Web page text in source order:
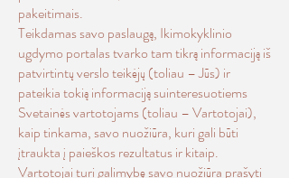
pakeitimais.
Teikdamas savo paslaugą, Ikimokyklinio
ugdymo portalas tvarko tam tikrą informaciją iš
patvirtintų verslo teikėjų (toliau – Jūs) ir
pateikia tokią informaciją suinteresuotiems
Svetainės vartotojams (toliau – Vartotojai),
kaip tinkama, savo nuožiūra, kuri gali būti
įtraukta į paieškos rezultatus ir kitaip.
Vartotojai turi galimybę savo nuožiūra prašyti